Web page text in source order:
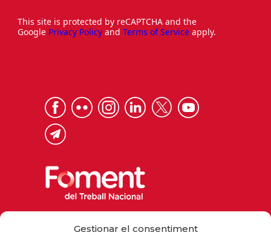
Gestionar el consentiment
This site is protected by reCAPTCHA and the
Google Privacy Policy and Terms of Service apply.